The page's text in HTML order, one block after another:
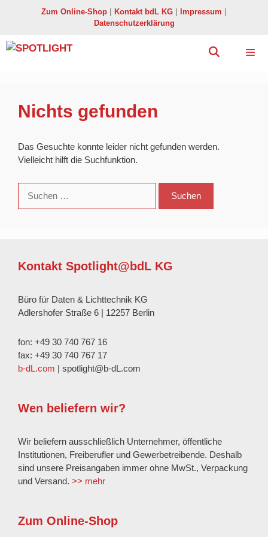
Zum Online-Shop Kontakt bdL KG Impressum
Datenschutzerklärung
Nichts gefunden
Das Gesuchte konnte leider nicht gefunden werden.
Vielleicht hilft die Suchfunktion.
nach:
Kontakt Spotlight@bdL KG
Büro für Daten & Lichttechnik KG
Adlershofer Straße 6 | 12257 Berlin
fon: +49 30 740 767 16
fax: +49 30 740 767 17
b-dL.com | spotlight@b-dL.com
Wen beliefern wir?
Wir beliefern ausschließlich Unternehmer, öffentliche
Institutionen, Freiberufler und Gewerbetreibende. Deshalb
sind unsere Preisangaben immer ohne MwSt., Verpackung
und Versand. >> mehr
Zum Online-Shop